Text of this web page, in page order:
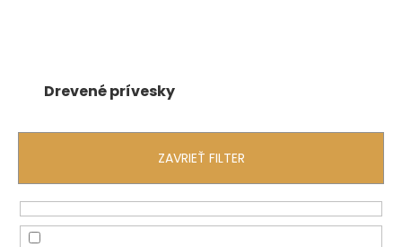
Drevené prívesky
ZAVRIEŤ FILTER
a
e